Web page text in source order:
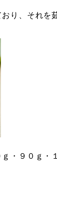
り、それを
・９０ｇ・